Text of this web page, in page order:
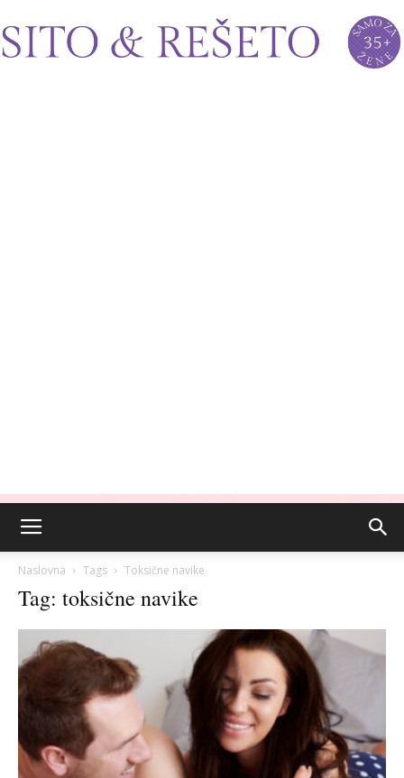
Naslovna Tags Toksične navike
Tag: toksične navike